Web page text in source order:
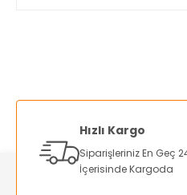
Ürün resmi kalitesiz,
Ürün bilgilerinde hatalar
Ürün fiyatı diğer sitelerden
Hızlı Kargo
Siparişleriniz En Geç
İçerisinde Kargoda